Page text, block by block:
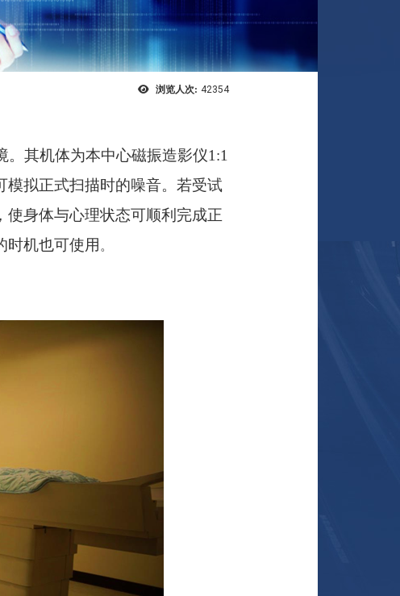
浏览人次: 42354
其机体为本中心磁振造影仪1:1
模拟正式扫描时的噪音。若受试
身体与心理状态可顺利完成正
时机也可使用 。